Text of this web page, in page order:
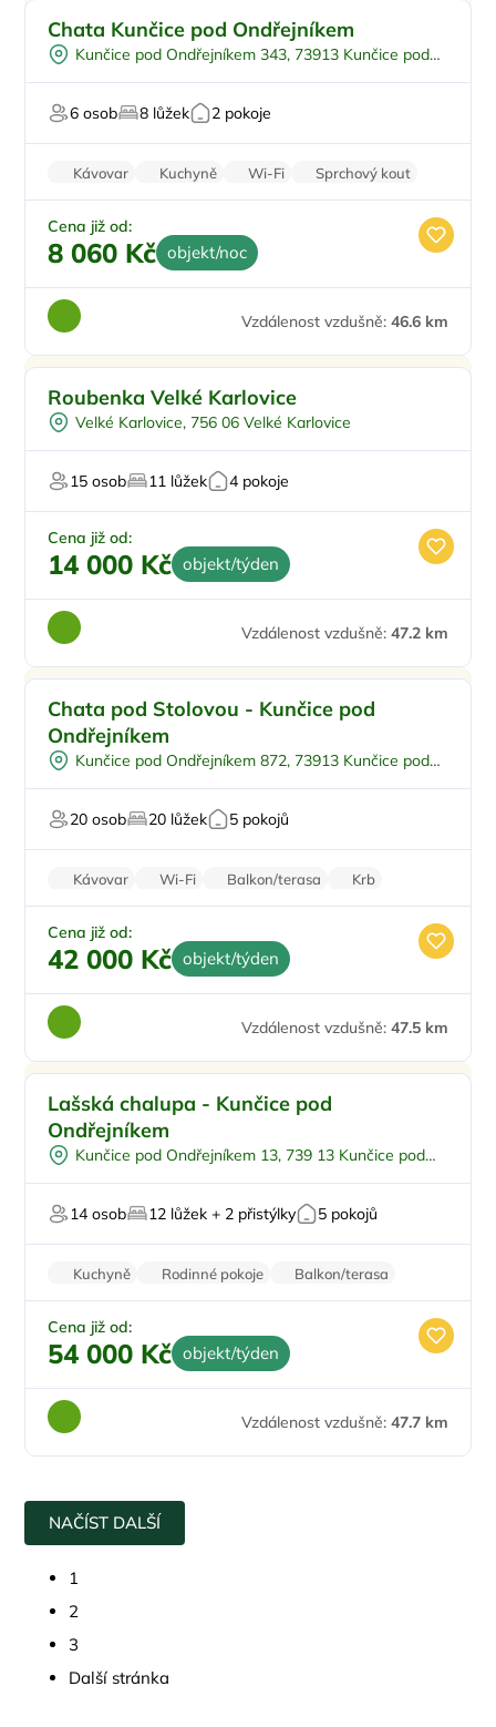
Vířivka
Venkovní gril
Chata Kunčice pod Ondřejníkem
Kunčice pod Ondřejníkem 343, 73913 Kunčice pod
6 osob
8 lůžek 2 pokoje
Kávovar Kuchyně Wi-Fi
Sprchový kout
Krb
Cena již od:
8 060 Kč objekt/noc
Vzdálenost vzdušně: 46.6 km
Roubenka Velké Karlovice
Velké Karlovice, 756 06 Velké Karlovice
15 osob 11 lůžek 4 pokoje
Cena již od:
14 000 Kč objekt/týden
Vzdálenost vzdušně: 47.2 km
Dětské hřiště
Venkovní bazén
Pro skupiny
U lesa
Chata pod Stolovou - Kunčice pod
Ondřejníkem
Kunčice pod Ondřejníkem 872, 73913 Kunčice pod
20 osob
20 lůžek 5 pokojů
Kávovar Wi-Fi Balkon/terasa
Krb
Pračka
Cena již od:
42 000 Kč objekt/týden
Vzdálenost vzdušně: 47.5 km
Firemní akce/teambuilding
Pro svatby a oslavy
Na horách
Bezbariérový vstup
Lašská chalupa - Kunčice pod
Ondřejníkem
Kunčice pod Ondřejníkem 13, 739 13 Kunčice pod
14 osob
12 lůžek + 2 přistýlky 5 pokojů
Kuchyně Rodinné pokoje
Balkon/terasa
Zvířata povolena
Stolní hry
Cena již od:
54 000 Kč objekt/týden
Vzdálenost vzdušně: 47.7 km
NAČÍST DALŠÍ
1
2
3
Další stránka